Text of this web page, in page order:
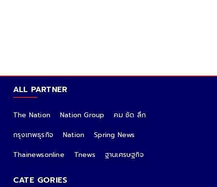
ALL PARTNER
The Nation Nation Group
คม ชัด ลึก
กรุงเทพธุรกิจ
Nation
Spring News
Thainewsonline
Tnews ฐานเศรษฐกิจ
CATE GORIES